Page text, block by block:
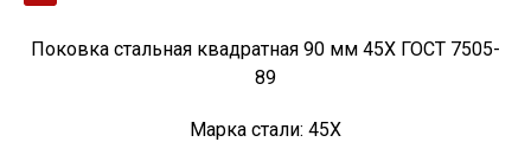
Поковка стальная квадратная 90 мм 45Х ГОСТ 7505-
89
Марка стали: 45Х